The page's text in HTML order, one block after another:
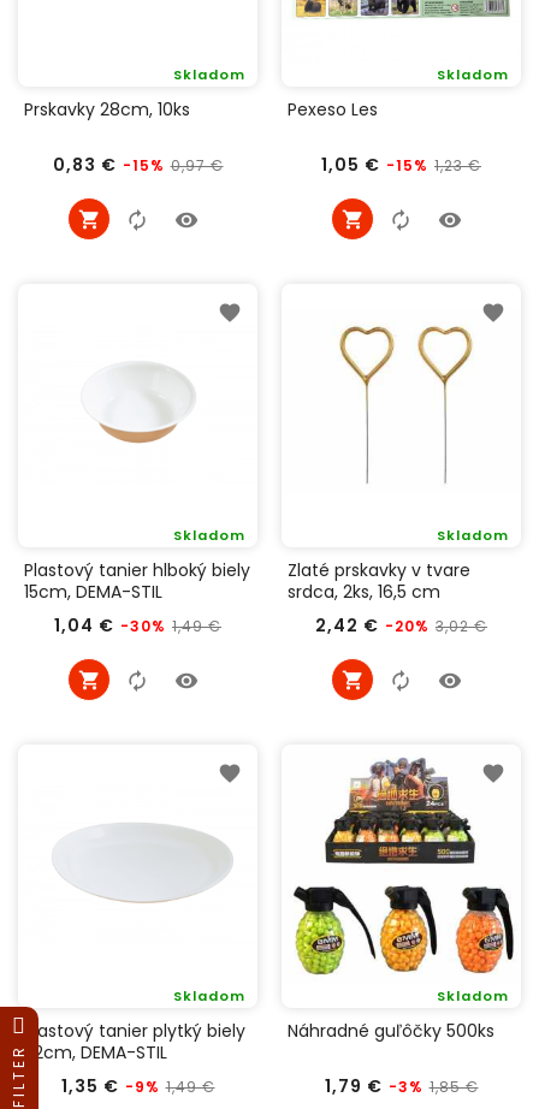
Prskavky 28cm, 10ks
0,83 € Bežná
-15% 0,97 €
Skladom
Cena
Pexeso Les
1,05 € Bežná
-15% 1,23 €
Skladom
Cena
Plastový tanier hlboký biely
15cm, DEMA-STIL
1,04 € Bežná
-30% 1,49 €
Skladom
Cena
Zlaté prskavky v tvare
srdca, 2ks, 16,5 cm
2,42 € Bežná
-20% 3,02 €
Skladom
Cena
Plastový tanier plytký biely
22cm, DEMA-STIL
1,35 € Bežná
-9% 1,49 €
Skladom
Cena
Náhradné guľôčky 500ks
1,79 € Bežná
-3% 1,85 €
Skladom
Cena
FILTER